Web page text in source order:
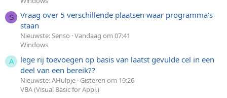
S
Vraag over 5 verschillende plaatsen waar programma's
staan
Nieuwste: Senso Vandaag om 07:41
Windows
A
lege rij toevoegen op basis van laatst gevulde cel in een
deel van een bereik??
Nieuwste: AHulpje Gisteren om 19:26
VBA (Visual Basic for Appl.)